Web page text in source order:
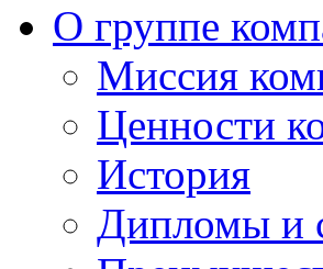
О группе
Миссия
Ценности
История
Дипломы и